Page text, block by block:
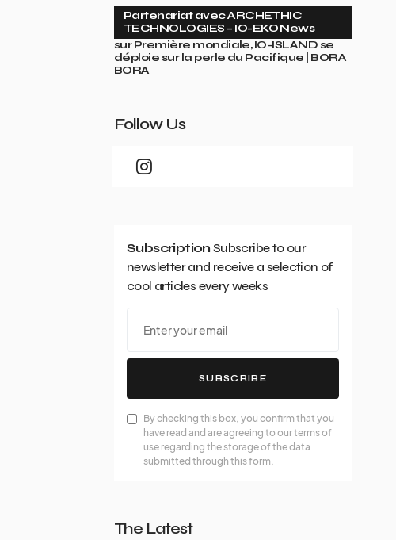
Partenariat avec ARCHETHIC
TECHNOLOGIES – IO-EKO News
surPremière mondiale, IO-ISLAND se
déploie sur la perle du Pacifique | BORA
BORA
Follow Us
SubscriptionSubscribe to our
newsletter and receive a selection of
cool articles every weeks
SUBSCRIBE
By checking this box, you confirm that you
have read and are agreeing to our terms of
use regarding the storage of the data
submitted through this form.
The Latest